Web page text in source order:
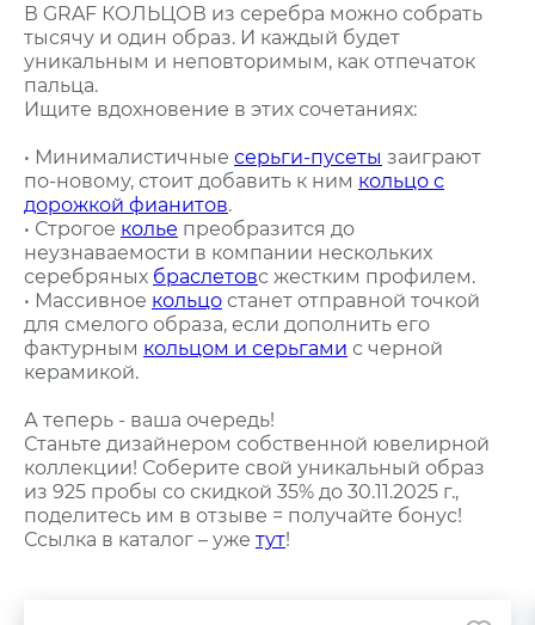
В GRAF КОЛЬЦОВ из серебра можно собрать
тысячу и один образ. И каждый будет
уникальным и неповторимым, как отпечаток
пальца.
Ищите вдохновение в этих сочетаниях:
• Минималистичные серьги-пусеты заиграют
по-новому, стоит добавить к ним кольцо с
дорожкой фианитов.
• Строгое колье преобразится до
неузнаваемости в компании нескольких
серебряных браслетовс жестким профилем.
• Массивное кольцо станет отправной точкой
для смелого образа, если дополнить его
фактурным кольцом и серьгами с черной
керамикой.
А теперь - ваша очередь!
Станьте дизайнером собственной ювелирной
коллекции! Соберите свой уникальный образ
из 925 пробы со скидкой 35% до 30.11.2025 г.,
поделитесь им в отзыве = получайте бонус!
Ссылка в каталог – уже тут!